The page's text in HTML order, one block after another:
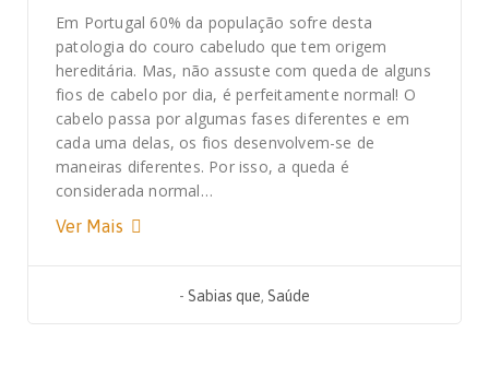
Em Portugal 60% da população sofre desta
patologia do couro cabeludo que tem origem
hereditária. Mas, não assuste com queda de alguns
fios de cabelo por dia, é perfeitamente normal! O
cabelo passa por algumas fases diferentes e em
cada uma delas, os fios desenvolvem-se de
maneiras diferentes. Por isso, a queda é
considerada normal…
Ver Mais
- Sabias que, Saúde